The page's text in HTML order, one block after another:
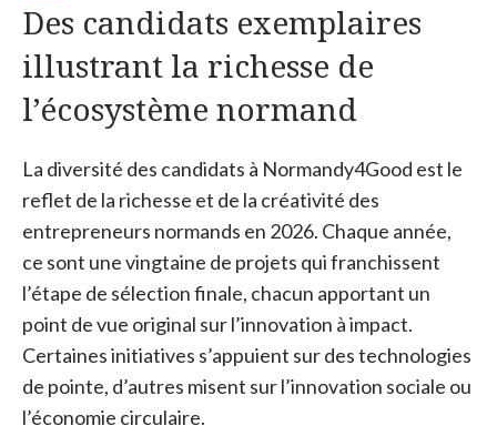
Des candidats exemplaires
illustrant la richesse de
l’écosystème normand
La diversité des candidats à Normandy4Good est le
reflet de la richesse et de la créativité des
entrepreneurs normands en 2026. Chaque année,
ce sont une vingtaine de projets qui franchissent
l’étape de sélection finale, chacun apportant un
point de vue original sur l’innovation à impact.
Certaines initiatives s’appuient sur des technologies
de pointe, d’autres misent sur l’innovation sociale ou
l’économie circulaire.